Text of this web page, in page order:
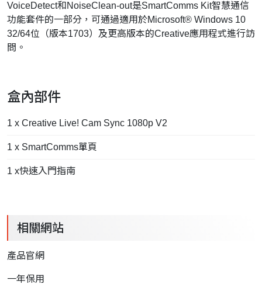
VoiceDetect和NoiseClean-out是SmartComms Kit智慧通信
功能套件的一部分，可通過適用於Microsoft® Windows 10
32/64位（版本1703）及更高版本的Creative應用程式進行訪
問。
盒內部件
1 x Creative Live! Cam Sync 1080p V2
1 x SmartComms單頁
1 x快速入門指南
相關網站
產品官網
一年保用